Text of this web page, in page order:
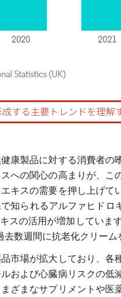
表示が必要です。
康製品に対する消費者
への関心の高まりが、
キスの需要を押し上げ
知られるアルファヒド
スの活用が増加していま
数週間に抗老化クリーム
市場が拡大しており、
および心臓病リスクの
ざまなサプリメントや